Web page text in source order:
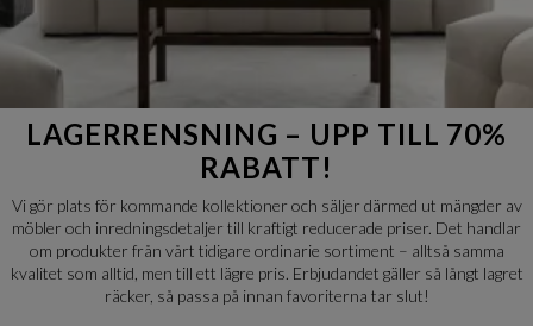
LAGERRENSNING – UPP TILL 70%
RABATT!
Vi gör plats för kommande kollektioner och säljer därmed ut mängder av
möbler och inredningsdetaljer till kraftigt reducerade priser. Det handlar
om produkter från vårt tidigare ordinarie sortiment – alltså samma
kvalitet som alltid, men till ett lägre pris. Erbjudandet gäller så långt lagret
räcker, så passa på innan favoriterna tar slut!